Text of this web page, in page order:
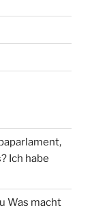
Ich habe
Was macht